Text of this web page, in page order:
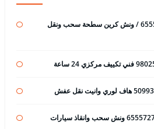
ونش ابو حليفة رقم / 65557275 / ونش كرين سطحة سحب ونقل